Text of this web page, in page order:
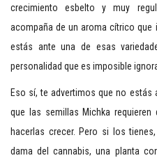
crecimiento esbelto y muy
acompaña de un aroma cítrico que
estás ante una de esas
personalidad que es imposible
Eso sí, te advertimos que no estás
que las semillas Michka
hacerlas crecer. Pero si los
dama del cannabis, una planta